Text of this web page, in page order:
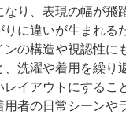
なり、表現の幅が飛
りに違いが生まれる
ンの構造や視認性に
、洗濯や着用を繰り
レイアウトにするこ
用者の日常シーンや